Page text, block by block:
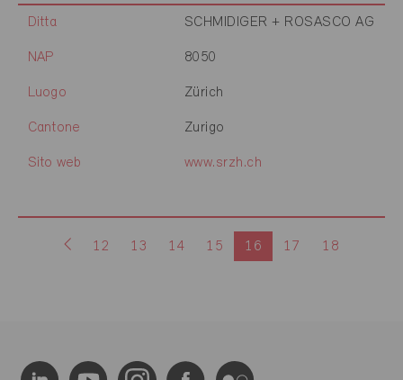
Ditta SCHMIDIGER + ROSASCO AG
NAP 8050
Luogo Zürich
Cantone Zurigo
Sito web www.srzh.ch
12 13 14 15 16 17 18